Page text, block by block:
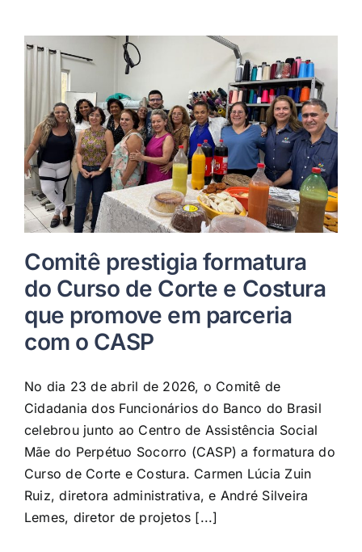
Comitê prestigia formatura
do Curso de Corte e Costura
que promove em parceria
com o CASP
No dia 23 de abril de 2026, o Comitê de
Cidadania dos Funcionários do Banco do Brasil
celebrou junto ao Centro de Assistência Social
Mãe do Perpétuo Socorro (CASP) a formatura do
Curso de Corte e Costura. Carmen Lúcia Zuin
Ruiz, diretora administrativa, e André Silveira
Lemes, diretor de projetos [...]